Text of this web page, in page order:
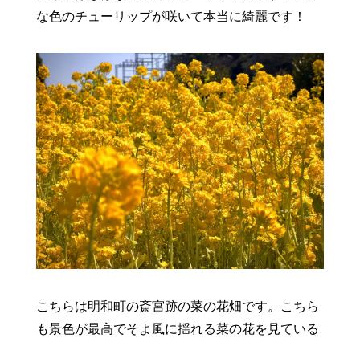
な色のチューリップが咲いて本当に綺麗です！
こちらは明和町の斎宮跡の菜の花畑です。こちら
も景色が最高でそよ風に揺れる菜の花を見ている